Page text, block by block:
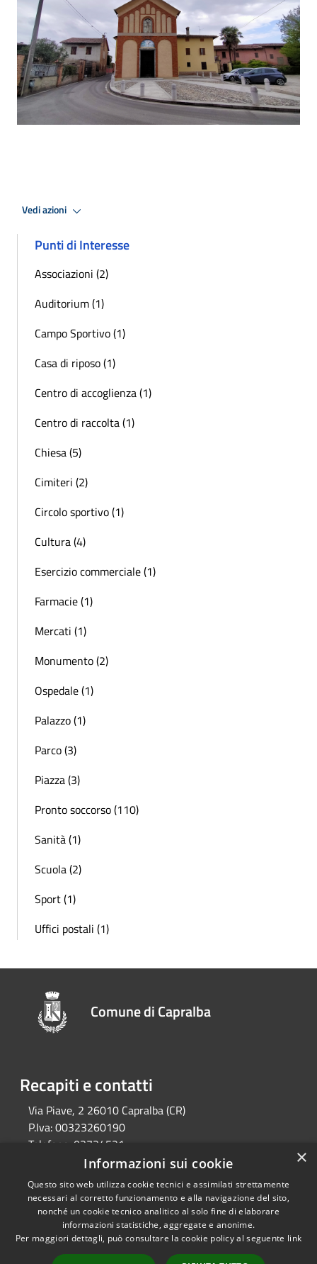
Vedi azioni
Punti di Interesse
Associazioni (2)
Auditorium (1)
Campo Sportivo (1)
Casa di riposo (1)
Centro di accoglienza (1)
Centro di raccolta (1)
Chiesa (5)
Cimiteri (2)
Circolo sportivo (1)
Cultura (4)
Esercizio commerciale (1)
Farmacie (1)
Mercati (1)
Monumento (2)
Ospedale (1)
Palazzo (1)
Parco (3)
Piazza (3)
Pronto soccorso (110)
Sanità (1)
Scuola (2)
Sport (1)
Uffici postali (1)
Comune di Capralba
Recapiti e contatti
Via Piave, 2 26010 Capralba (CR)
P.Iva:00323260190
Telefono: 03734521
segreteria@comune.capralba.cr.it
Pec:
pec@pec.comune.capralba.cr.it
Accessibilità
Copyright © 2026 • Comune di
Capralba • Powered by
×
Informazioni sui cookie
Questo sito web utilizza cookie tecnici e assimilati strettamente
necessari al corretto funzionamento e alla navigazione del sito,
nonché un cookie tecnico analitico al solo fine di elaborare
informazioni statistiche, aggregate e anonime.
Per maggiori dettagli, può consultare la cookie policy al seguente link